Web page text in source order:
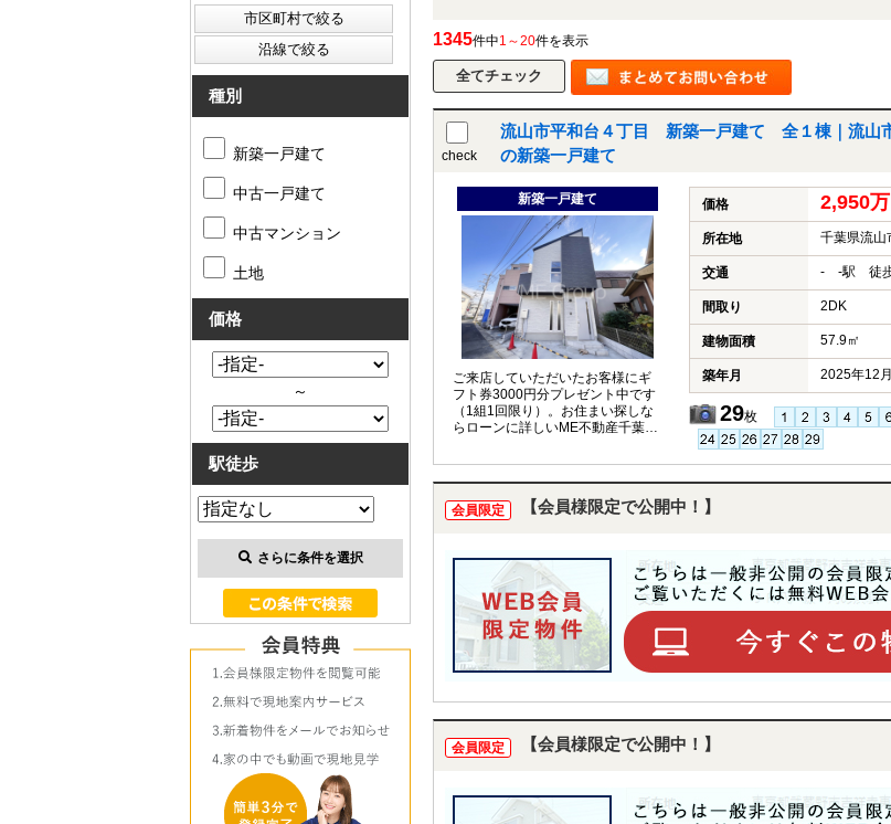
1345件中1～20件を表示
check
流山市平和台４丁目 新築一戸建て 全１棟｜流山
の新築一戸建て
新築一戸建て
ご来店していただいたお客様にギ
フト券3000円分プレゼント中です
（1組1回限り）。お住まい探しな
らローンに詳しいME不動産千葉に
価格 2,950
所在地 千葉県流山
交通 - -駅 徒
間取り 2DK
建物面積 57.9㎡
築年月 2025年12月
29枚
会員限定 【会員様限定で公開中！】
会員限定 【会員様限定で公開中！】
種別
新築一戸建て
中古一戸建て
中古マンション
土地
価格
～
駅徒歩
さらに条件を選択